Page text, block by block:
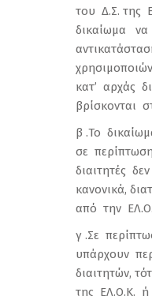
του Δ.Σ. της
δικαίωμα
κατ’ αρχάς
βρίσκονται
β .Το
σε
διαιτητές
κανονικά,
από την
γ .Σε
υπάρχουν
διαιτητών,
της ΕΛ.Ο.Κ. ή